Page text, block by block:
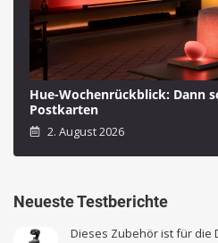
Hue-Wochenrückblick: Dann
Postkarten
2. August 2026
Neueste Testberichte
Dieses Zubehör ist für die